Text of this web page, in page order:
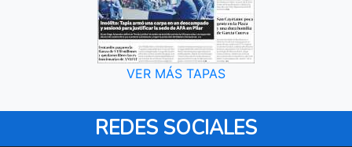
VER MÁS TAPAS
REDES SOCIALES